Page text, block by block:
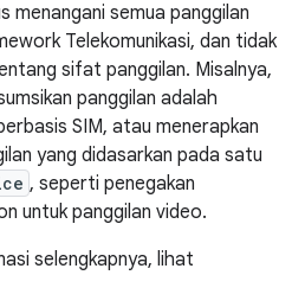
menangani semua panggilan
Telekomunikasi, dan tidak
sifat panggilan. Misalnya,
panggilan adalah
SIM, atau menerapkan
yang didasarkan pada satu
, seperti penegakan
untuk panggilan video.
selengkapnya, lihat